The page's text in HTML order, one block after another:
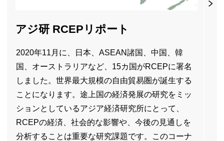
アジ研 RCEP リポート
2020年11月に、日本、 ASEAN諸国、中国、韓
国、オーストラリアなど、15カ国がRCEPに署名
しました。世界最大規模の自由貿易圏が誕生する
ことになります。途上国の経済発展の研究をミッ
ションとしているアジア経済研究所にとって、
RCEPの経済、社会的な影響や、今後の見通しを
分析することは重要な研究課題です。このコーナ